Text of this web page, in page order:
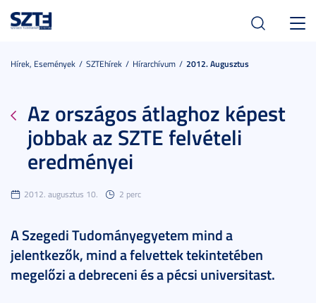
Hírek, Események SZTEhírek Hírarchívum 2012. Augusztus
Az országos átlaghoz képest
jobbak az SZTE felvételi
eredményei
2012. augusztus 10. 2 perc
A Szegedi Tudományegyetem mind a
jelentkezők, mind a felvettek tekintetében
megelőzi a debreceni és a pécsi universitast.